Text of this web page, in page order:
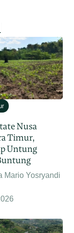
Nusa
Timur,
Untung
Mario Yosryandi